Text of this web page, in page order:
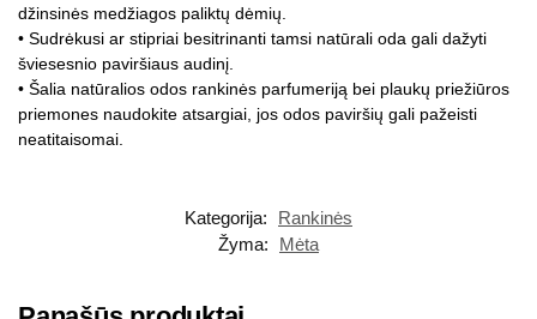
džinsinės medžiagos paliktų dėmių.
• Sudrėkusi ar stipriai besitrinanti tamsi natūrali oda gali dažyti
šviesesnio paviršiaus audinį.
• Šalia natūralios odos rankinės parfumeriją bei plaukų priežiūros
priemones naudokite atsargiai, jos odos paviršių gali pažeisti
neatitaisomai.
Kategorija:
Rankinės
Žyma:
Mėta